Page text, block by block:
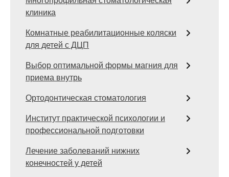
клиника
Комнатные реабилитационные коляски
для детей с ДЦП
Выбор оптимальной формы магния для
приема внутрь
Ортодонтическая стоматология
Институт практической психологии и
профессиональной подготовки
Лечение заболеваний нижних
конечностей у детей